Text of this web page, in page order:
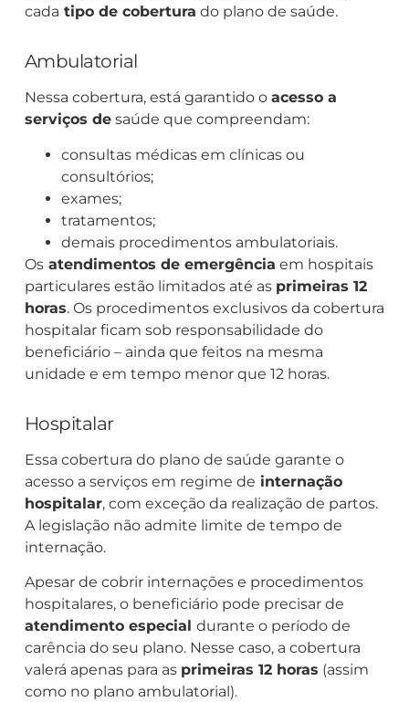
cada tipo de cobertura do plano de saúde.
Ambulatorial
Nessa cobertura, está garantido o acesso a
serviços desaúde que compreendam:
consultas médicas em clínicas ou
consultórios;
exames;
tratamentos;
demais procedimentos ambulatoriais.
Osatendimentos de emergência em hospitais
particulares estão limitados até as primeiras 12
horas. Os procedimentos exclusivos da cobertura
hospitalar ficam sob responsabilidade do
beneficiário – ainda que feitos na mesma
unidade e em tempo menor que 12 horas.
Hospitalar
Essa cobertura do plano de saúde garante o
acesso a serviços em regime de internação
hospitalar, com exceção da realização de partos.
A legislação não admite limite de tempo de
internação.
Apesar de cobrir internações e procedimentos
hospitalares, o beneficiário pode precisar de
atendimento especial durante o período de
carência do seu plano. Nesse caso, a cobertura
valerá apenas para as primeiras 12 horas (assim
como no plano ambulatorial).